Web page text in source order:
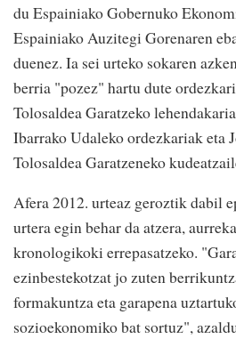
du Espainiako Gobernuko
Espainiako Auzitegi Gorenaren
duenez. Ia sei urteko sokaren
berria "pozez" hartu dute
Tolosaldea Garatzeko
Ibarrako Udaleko ordezkariak eta
Tolosaldea Garatzeneko
Afera 2012. urteaz geroztik dabil
urtera egin behar da atzera,
kronologikoki errepasatzeko.
ezinbestekotzat jo zuten
formakuntza eta garapena
sozioekonomiko bat sortuz",